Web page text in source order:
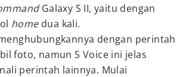
Galaxy S II, yaitu dengan
home dua kali.
dengan perintah
foto, namun S Voice ini jelas
perintah lainnya. Mulai